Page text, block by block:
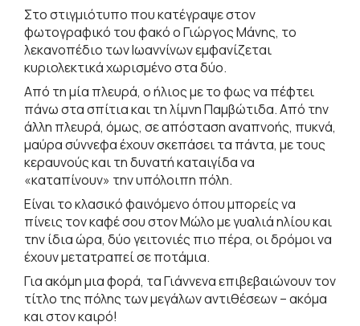
Στο στιγμιότυπο που κατέγραψε στον
φωτογραφικό του φακό ο Γιώργος Μάνης, το
λεκανοπέδιο των Ιωαννίνων εμφανίζεται
κυριολεκτικά χωρισμένο στα δύο.
Από τη μία πλευρά, ο ήλιος με το φως να πέφτει
πάνω στα σπίτια και τη λίμνη Παμβώτιδα. Από την
άλλη πλευρά, όμως, σε απόσταση αναπνοής, πυκνά,
μαύρα σύννεφα έχουν σκεπάσει τα πάντα, με τους
κεραυνούς και τη δυνατή καταιγίδα να
«καταπίνουν» την υπόλοιπη πόλη.
Είναι το κλασικό φαινόμενο όπου μπορείς να
πίνεις τον καφέ σου στον Μώλο με γυαλιά ηλίου και
την ίδια ώρα, δύο γειτονιές πιο πέρα, οι δρόμοι να
έχουν μετατραπεί σε ποτάμια.
Για ακόμη μια φορά, τα Γιάννενα επιβεβαιώνουν τον
τίτλο της πόλης των μεγάλων αντιθέσεων – ακόμα
και στον καιρό!